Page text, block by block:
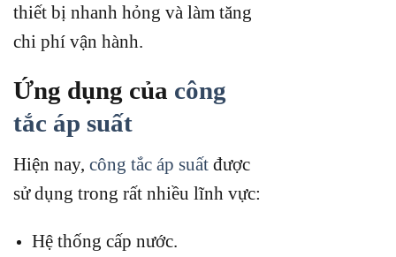
thiết bị nhanh hỏng và làm tăng
chi phí vận hành.
Ứng dụng của công
tắc áp suất
Hiện nay, công tắc áp suất được
sử dụng trong rất nhiều lĩnh vực:
Hệ thống cấp nước.